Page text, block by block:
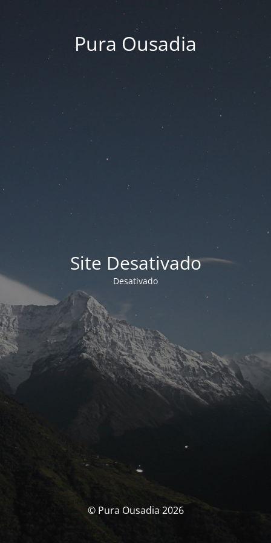
Pura Ousadia
Site Desativado
Desativado
© Pura Ousadia 2026